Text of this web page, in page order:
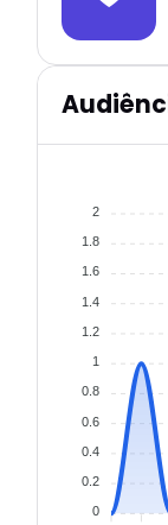
2
1.8
1.6
1.4
1.2
1
0.8
0.6
0.4
0.2
0